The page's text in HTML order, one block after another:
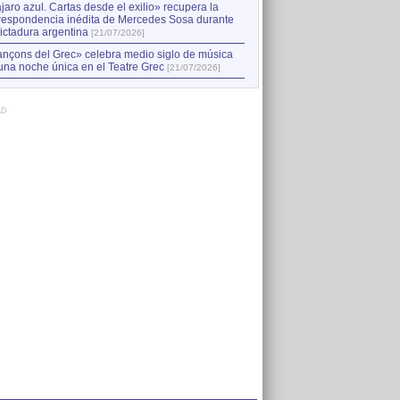
azul. Cartas desde el exilio» recupera la
inédita de Mercedes Sosa durante
argentina [21/07/2026]
del Grec» celebra medio siglo de música
noche única en el Teatre Grec [21/07/2026]